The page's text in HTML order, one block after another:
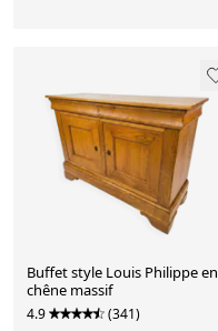
Buffet style Louis Philippe en
chêne massif
4.9 (341)